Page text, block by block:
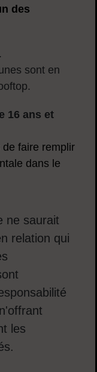
des
sont en
16 ans et
de faire remplir
dans le
ne saurait
relation qui
les